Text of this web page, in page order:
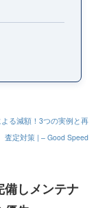
る減額！3つの実例と再
査定対策 | – Good Speed
備しメンテナ